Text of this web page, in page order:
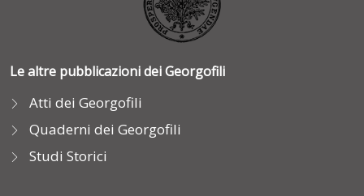
Le altre pubblicazioni dei Georgofili
Atti dei Georgofili
Quaderni dei Georgofili
Studi Storici